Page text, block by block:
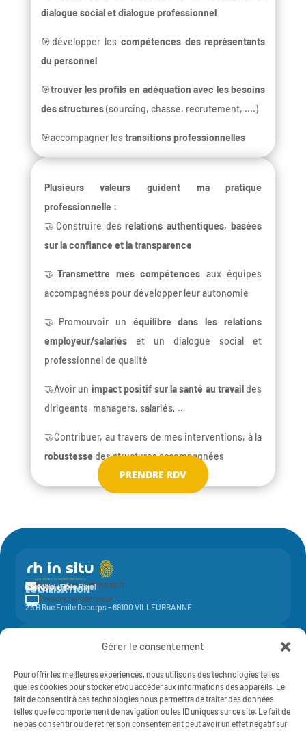
Gérer le consentement
Pour offrir les meilleures expériences, nous utilisons des technologies telles
que les cookies pour stocker et/ou accéder aux informations des appareils. Le
fait de consentir à ces technologies nous permettra de traiter des données
telles que le comportement de navigation ou les ID uniques sur ce site. Le fait de
ne pas consentir ou de retirer son consentement peut avoir un effet négatif sur
dialogue social et dialogue professionnel
🎯développer les compétences des représentants
du personnel
🎯trouver les profils en adéquation avec les besoins
des structures(sourcing, chasse, recrutement, ....)
🎯accompagner lestransitions professionnelles
Plusieurs valeurs guident ma pratique
professionnelle :
🤝Construire desrelations authentiques, basées
sur la confiance et la transparence
🤝Transmettre mes compétences aux équipes
accompagnées pour développer leur autonomie
🤝Promouvoir un équilibre dans les relations
employeur/salariéset un dialogue social et
professionnel de qualité
🤝Avoir un impact positif sur la santé au travaildes
dirigeants, managers, salariés, …
🤝Contribuer, au travers de mes interventions, à la
robustesse des structures accompagnées
PRENDRE RDV
CONTACT
fanny.leguen@rhinsitu.fr
 Prendre rendez-vous
LOCALISATION
Elycoop - Pôle Pixel
26 B Rue Emile Decorps - 69100 VILLEURBANNE
SIREN 429 851 637 - NAF 7022Z - 429 851 637 RCS Lyon
Politique de Confidentialité
RH IN SITU - 2025 - TOUT DROITS RÉSERVÉS